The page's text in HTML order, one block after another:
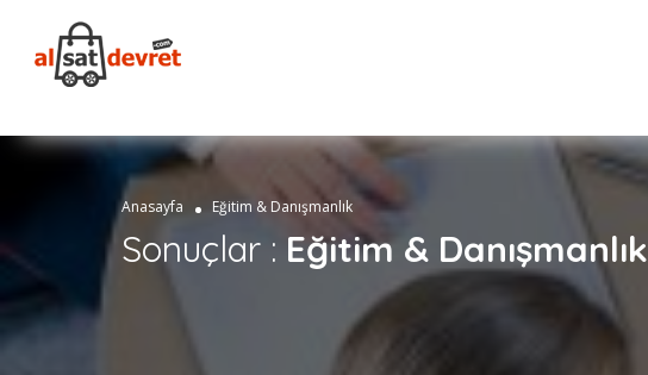
Anasayfa Eğitim & Danışmanlık
Sonuçlar : Eğitim & Danışmanlık